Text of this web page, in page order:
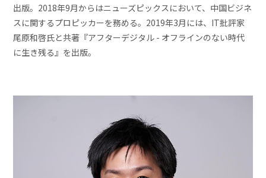
出版。2018年9月からはニューズピックスにおいて、中国ビジネ
スに関するプロピッカーを務める。2019年3月には、IT批評家
尾原和啓氏と共著『アフターデジタル - オフラインのない時代
に生き残る』を出版。